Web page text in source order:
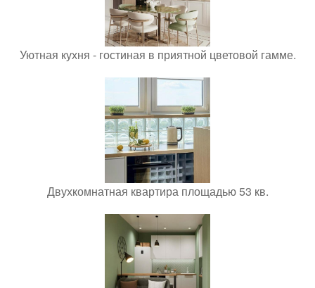
Уютная кухня - гостиная в приятной цветовой гамме.
Двухкомнатная квартира площадью 53 кв.